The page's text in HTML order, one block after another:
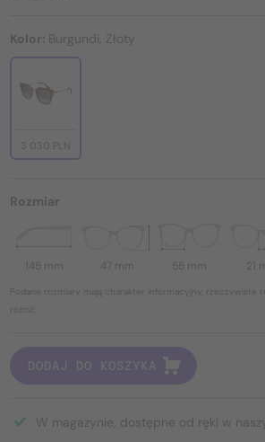
Kolor: Burgundi, Złoty
3 030 PLN
Rozmiar
145 mm 47 mm 55 mm 21
Podane rozmiary mają charakter informacyjny, rzeczywiste
różnić.
DODAJ DO KOSZYKA
W magazynie, dostępne od ręki w